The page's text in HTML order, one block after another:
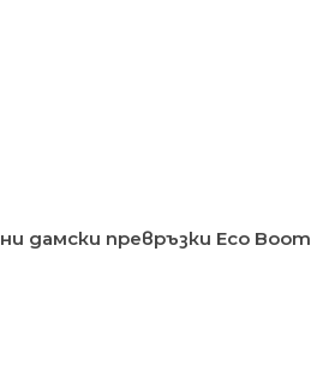
дамски превръзки Eco Boom